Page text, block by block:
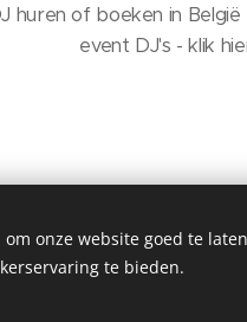
huren of boeken in België
event DJ's - klik
om onze website goed te
te bieden.